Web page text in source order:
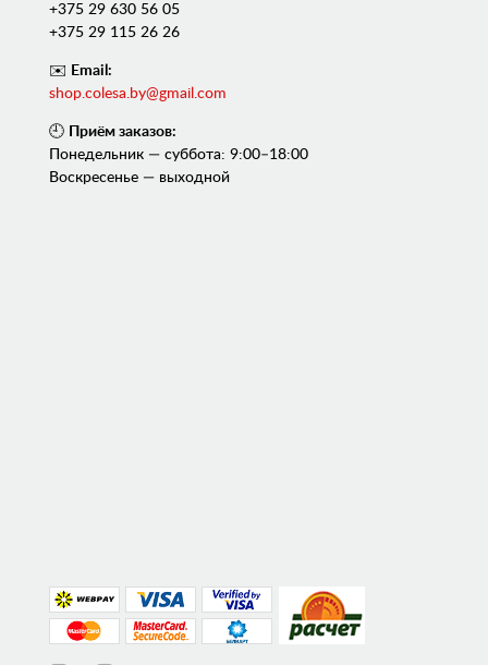
+375 29 630 56 05
+375 29 115 26 26
✉️ Email:
shop.colesa.by@gmail.com
🕘 Приём заказов:
Понедельник — суббота: 9:00–18:00
Воскресенье — выходной